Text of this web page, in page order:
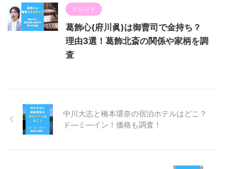
トレンド
葛飾心(府川眞)は御曹司で金持ち？
理由3選！葛飾北斎の関係や家柄を調
査
中川大志と橋本環奈の宿泊ホテルはどこ？
ド―ミ―イン！価格も調査！